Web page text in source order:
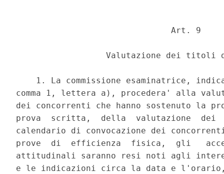
                               Art. 9
Valutazione dei titoli
1. La commissione esaminatrice,
comma 1, lettera a), procedera' alla
dei concorrenti che hanno sostenuto la
prova  scritta,  della  valutazione
calendario di convocazione dei
prove  di  efficienza  fisica,  gli
attitudinali saranno resi noti agli
e le indicazioni circa la data e l'orario,